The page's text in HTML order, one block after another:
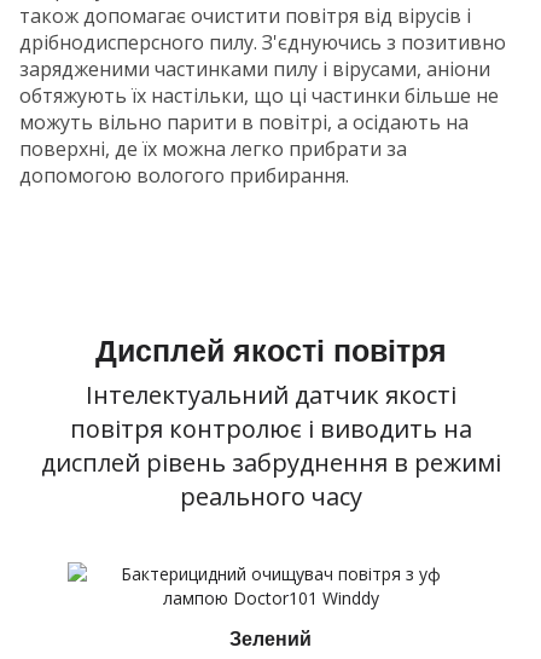
також допомагає очистити повітря від вірусів і
дрібнодисперсного пилу. З'єднуючись з позитивно
зарядженими частинками пилу і вірусами, аніони
обтяжують їх настільки, що ці частинки більше не
можуть вільно парити в повітрі, а осідають на
поверхні, де їх можна легко прибрати за
допомогою вологого прибирання.
Дисплей якості повітря
Інтелектуальний датчик якості
повітря контролює і виводить на
дисплей рівень забруднення в режимі
реального часу
Зелений